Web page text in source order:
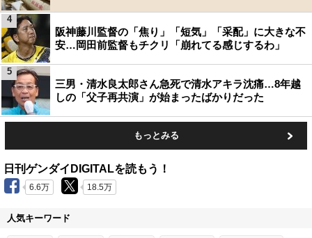
阪神藤川監督の「焦り」「短気」「采配」に大きな不
安…岡田前監督もチクリ「崩れてる感じするわ」
4
三男・清水良太郎さん急死で清水アキラ沈痛…8年越
しの「父子再共演」が始まったばかりだった
5
もっとみる
日刊ゲンダイDIGITALを読もう！
6.6万 18.5万
人気キーワード